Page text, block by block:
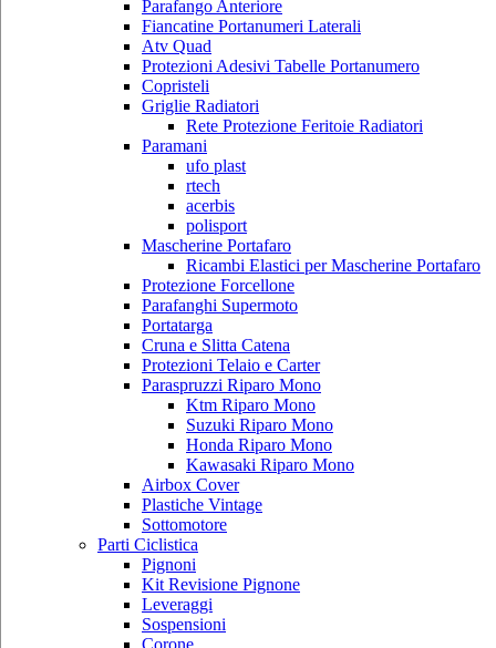
Parafango Anteriore
Fiancatine Portanumeri Laterali
Atv Quad
Protezioni Adesivi Tabelle Portanumero
Copristeli
Griglie Radiatori
Rete Protezione Feritoie Radiatori
Paramani
ufo plast
rtech
acerbis
polisport
Mascherine Portafaro
Ricambi Elastici per Mascherine Portafaro
Protezione Forcellone
Parafanghi Supermoto
Portatarga
Cruna e Slitta Catena
Protezioni Telaio e Carter
Paraspruzzi Riparo Mono
Ktm Riparo Mono
Suzuki Riparo Mono
Honda Riparo Mono
Kawasaki Riparo Mono
Airbox Cover
Plastiche Vintage
Sottomotore
Parti Ciclistica
Pignoni
Kit Revisione Pignone
Leveraggi
Sospensioni
Corone